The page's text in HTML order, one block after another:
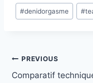
Post
Tags:
#denidorgasme #
Post
navigation
PREVIOUS
Comparatif